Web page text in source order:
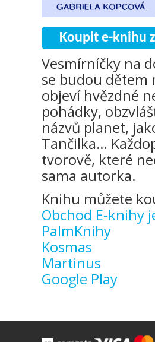
Koupit e-knihu
Vesmírníčky na
se budou dětem
objeví hvězdné
pohádky,
názvů planet,
Tančilka…
tvorově, které
sama autorka.
Knihu můžete
Obchod E-knihy
PalmKnihy
Kosmas
Martinus
Google Play